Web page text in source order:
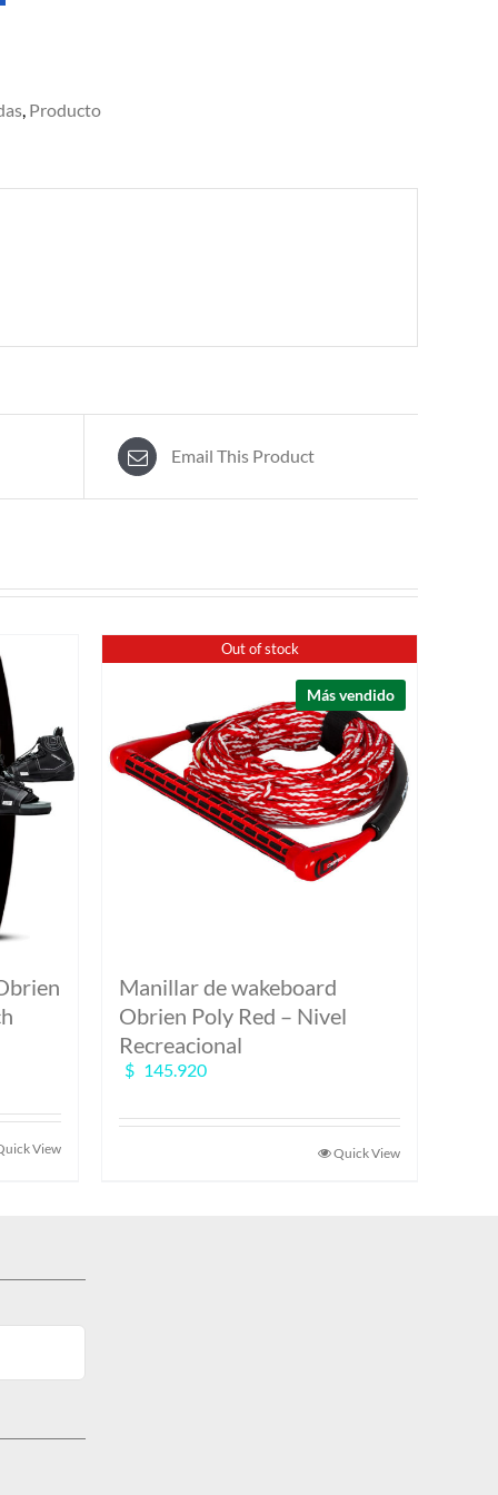
Producto
Email This Product
View
Out of stock
Más vendido
Manillar de wakeboard
Obrien Poly Red – Nivel
Recreacional
$ 145.920
Quick View